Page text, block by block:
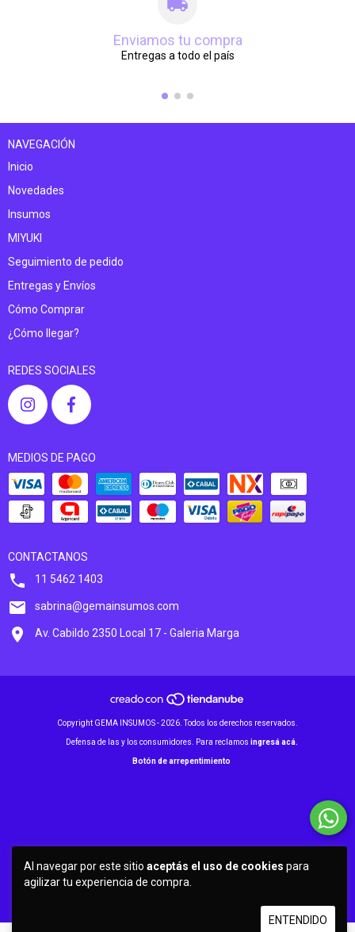
Al navegar por este sitio aceptás el uso de cookies para
agilizar tu experiencia de compra.
ENTENDIDO
Enviamos tu compra
Entregas a todo el país
NAVEGACIÓN
Inicio
Novedades
Insumos
MIYUKI
Seguimiento de pedido
Entregas y Envíos
Cómo Comprar
¿Cómo llegar?
REDES SOCIALES
MEDIOS DE PAGO
CONTACTANOS
11 5462 1403
sabrina@gemainsumos.com
Av. Cabildo 2350 Local 17 - Galeria Marga
Copyright GEMA INSUMOS - 2026. Todos los derechos reservados.
Defensa de las y los consumidores. Para reclamos ingresá acá.
Botón de arrepentimiento